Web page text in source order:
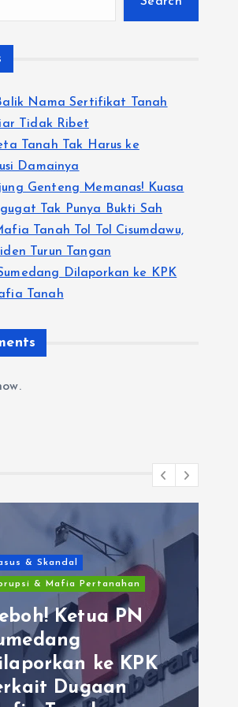
Nama Sertifikat Tanah
Tidak Ribet
Tanah Tak Harus ke
Damainya
Genteng Memanas! Kuasa
Tak Punya Bukti Sah
Tanah Tol Tol Cisumdawu,
Turun Tangan
Dilaporkan ke KPK
Tanah
& Skandal
& Mafia Pertanahan
Ketua PN
ke KPK
Dugaan